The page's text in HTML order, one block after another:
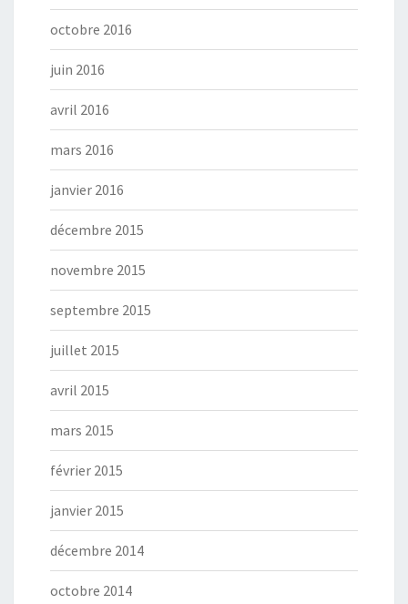
octobre 2016
juin 2016
avril 2016
mars 2016
janvier 2016
décembre 2015
novembre 2015
septembre 2015
juillet 2015
avril 2015
mars 2015
février 2015
janvier 2015
décembre 2014
octobre 2014